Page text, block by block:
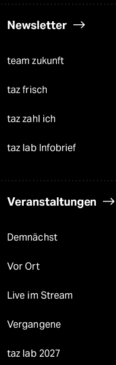
Newsletter
team zukunft
taz frisch
taz zahl ich
taz lab Infobrief
Veranstaltungen
Demnächst
Vor Ort
Live im Stream
Vergangene
taz lab 2027